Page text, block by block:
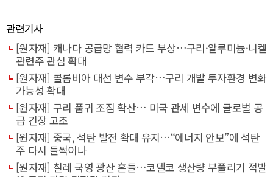
관련기사
[원자재] 캐나다 공급망 협력 카드 부상…구리·알루미늄·니켈
관련주 관심 확대
[원자재] 콜롬비아 대선 변수 부각…구리 개발 투자환경 변화
가능성 확대
[원자재] 구리 품귀 조짐 확산… 미국 관세 변수에 글로벌 공
급 긴장 고조
[원자재] 중국, 석탄 발전 확대 유지…“에너지 안보”에 석탄
주 다시 들썩이나
[원자재] 칠레 국영 광산 흔들…코델코 생산량 부풀리기 적발